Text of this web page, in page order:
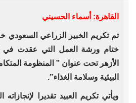
القاهرة:‏ أسماء الحسيني
تم تكريم الخبير الزراعي السعودي
ختام ورشة العمل التي عقدت في
الأزهر تحت عنوان ” المنظومة
البيئية وسلامة الغذاء”.‏
ويأتي تكريم العبيد تقديرا لإنجازاته